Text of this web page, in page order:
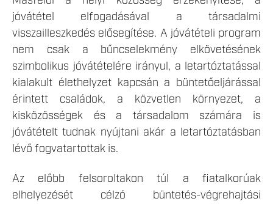
jóvátétel elfogadásával a társadalmi
visszailleszkedés elősegítése. A jóvátételi program
nem csak a bűncselekmény elkövetésének
szimbolikus jóvátételére irányul, a letartóztatással
kialakult élethelyzet kapcsán a büntetőeljárással
érintett családok, a közvetlen környezet, a
kisközösségek és a társadalom számára is
jóvátételt tudnak nyújtani akár a letartóztatásban
lévő fogvatartottak is.
Az előbb felsoroltakon túl a fiatalkorúak
elhelyezését célzó büntetés-végrehajtási